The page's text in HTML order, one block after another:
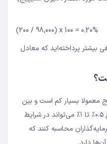
(200 / 98,000) x 100 = 0.20%
بیشتر پرداخته‌اید که معادل
معمولا بسیار کم است و بین
۰.۰۵٪ تا ۰.۱۰٪ دیده می‌شود. اسلیپیج ۰.۵٪ تا ۱٪ می‌تواند در شرایط
محاسبه کنند که